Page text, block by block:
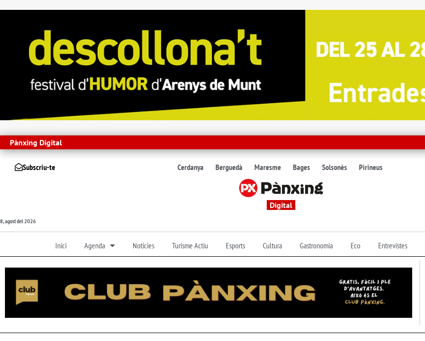
Pànxing Digital
Subscriu-te Cerdanya Berguedà Maresme Bages Solsonès Pirineus
Digital
8, agost del 2026
Inici Agenda Noticies Turisme Actiu Esports Cultura Gastronomia Eco Entrevistes